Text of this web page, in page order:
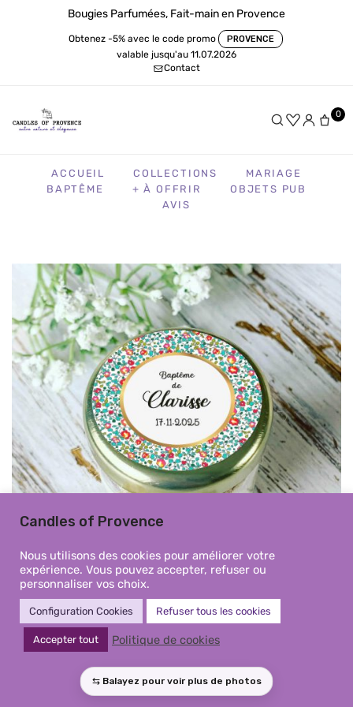
Bougies Parfumées, Fait-main en Provence
Obtenez -5% avec le code promo PROVENCE
valable jusqu'au 11.07.2026
Contact
0
ACCUEIL COLLECTIONS
MARIAGE
BAPTÊME
+ À OFFRIR
OBJETS PUB
AVIS
Mini Bougie baptême Liberty
multicolore personnalisée –
Cadeaux invités
Candles of Provence
Nous utilisons des cookies pour améliorer votre
expérience. Vous pouvez accepter, refuser ou
personnaliser vos choix.
Configuration Cookies Refuser tous les cookies
Accepter tout Politique de cookies